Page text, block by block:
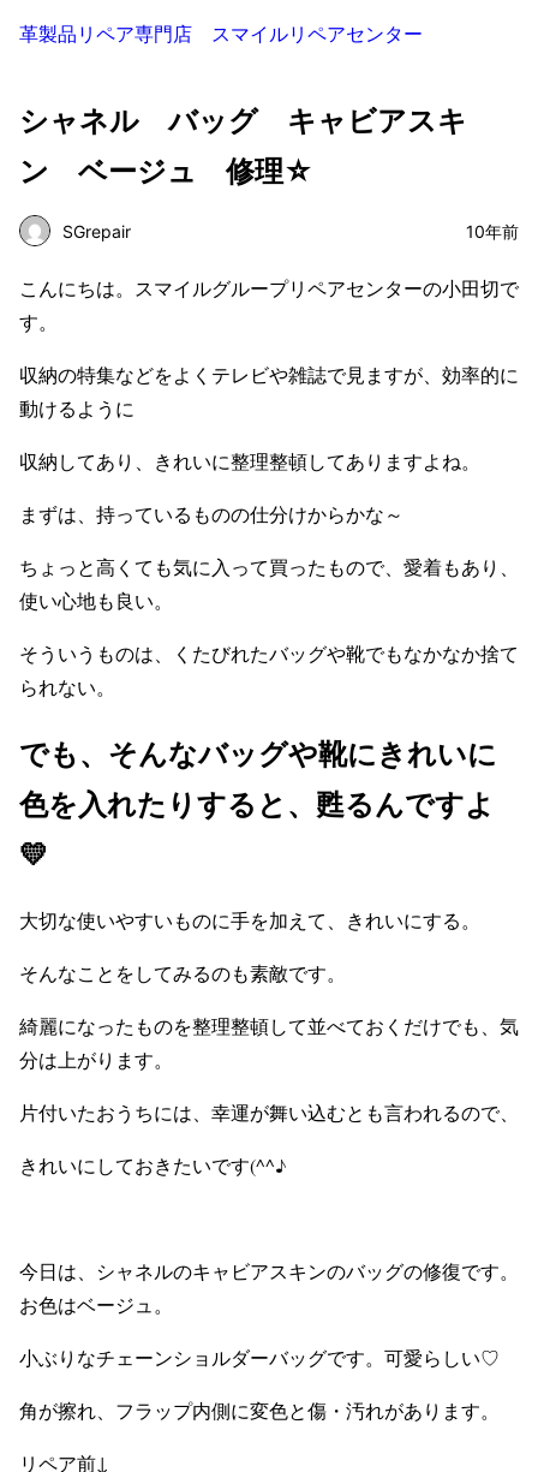
革製品リペア専門店 スマイルリペアセンター
シャネル バッグ キャビアスキ
ン ベージュ 修理☆
SGrepair 10年前
こんにちは。スマイルグループリペアセンターの小田切で
す。
収納の特集などをよくテレビや雑誌で見ますが、効率的に
動けるように
収納してあり、きれいに整理整頓してありますよね。
まずは、持っているものの仕分けからかな～
ちょっと高くても気に入って買ったもので、愛着もあり、
使い心地も良い。
そういうものは、くたびれたバッグや靴でもなかなか捨て
られない。
でも、そんなバッグや靴にきれいに
色を入れたりすると、甦るんですよ
💛
大切な使いやすいものに手を加えて、きれいにする。
そんなことをしてみるのも素敵です。
綺麗になったものを整理整頓して並べておくだけでも、気
分は上がります。
片付いたおうちには、幸運が舞い込むとも言われるので、
きれいにしておきたいです(^^♪
今日は、シャネルのキャビアスキンのバッグの修復です。
お色はベージュ。
小ぶりなチェーンショルダーバッグです。可愛らしい♡
角が擦れ、フラップ内側に変色と傷・汚れがあります。
リペア前↓